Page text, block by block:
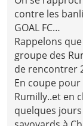
contre les
GOAL FC…
Rappelons
groupe des
de rencontrer
En coupe
Rumilly..et en
quelques